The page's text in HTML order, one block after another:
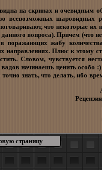
на скринах и очевидным
всевозможных шаровидных
что некоторые их
вопроса). Причем (что
поражающих жабу
Плюс к этому
Словом, чувствуется
начинаешь ценить особо
знать, что делать, ибо